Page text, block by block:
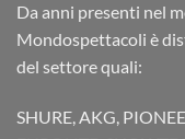
Da anni presenti nel
Mondospettacoli è
del settore quali:
SHURE, AKG,